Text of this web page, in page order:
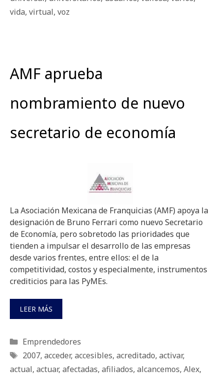
vida, virtual, voz
AMF aprueba
nombramiento de nuevo
secretario de economía
La Asociación Mexicana de Franquicias (AMF) apoya la
designación de Bruno Ferrari como nuevo Secretario
de Economía, pero sobretodo las prioridades que
tienden a impulsar el desarrollo de las empresas
desde varios frentes, entre ellos: el de la
competitividad, costos y especialmente, instrumentos
crediticios para las PyMEs.
LEER MÁS
Categorías
Emprendedores
Etiquetas
2007, acceder, accesibles, acreditado, activar,
actual, actuar, afectadas, afiliados, alcancemos, Alex,